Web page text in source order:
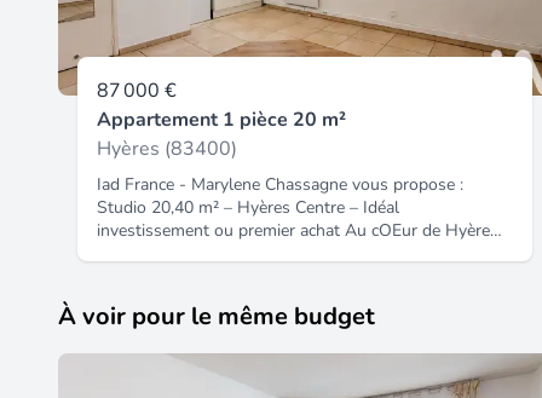
87 000 €
Appartement 1 pièce 20 m²
Hyères (83400)
Iad France - Marylene Chassagne vous propose :
Studio 20,40 m² – Hyères Centre – Idéal
investissement ou premier achat Au cOEur de Hyères,
commodités, venez découvrir ce studio de 20,40 m²,
situé au 1er étage sur 2, d'une résidence en
pas sur rue, il se compose d'une pièce de vie avec
kitchenette, d'une salle d'eau avec WC et bénéficie
À voir pour le même budget